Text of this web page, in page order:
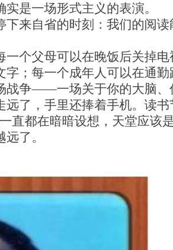
是一场形式主义的表演。
来自省的时刻：我们的阅
个父母可以在晚饭后关掉
；每一个成年人可以在通
战争——一场关于你的大脑、
了，手里还捧着手机。读
直都在暗暗设想，天堂应该
了。